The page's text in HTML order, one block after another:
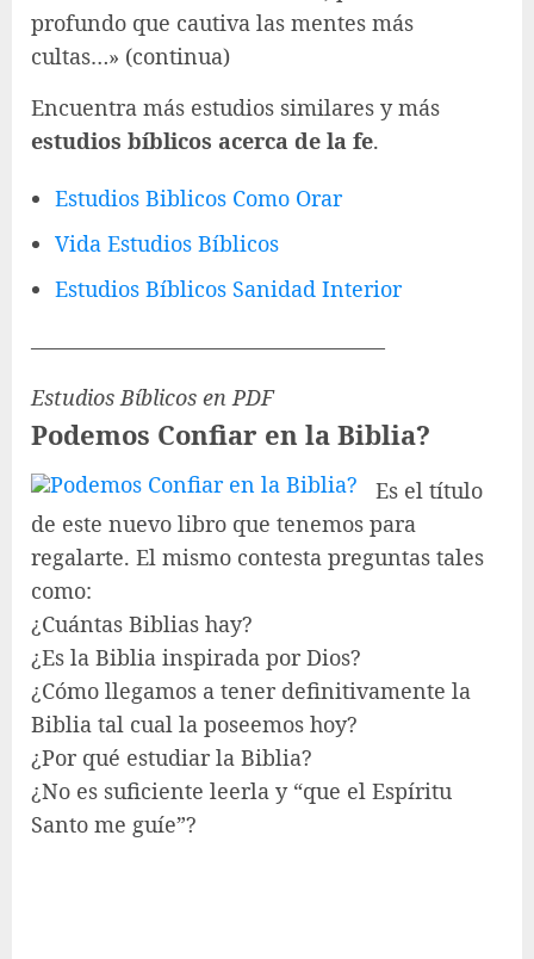
profundo que cautiva las mentes más
cultas…» (continua)
Encuentra más estudios similares y más
estudios bíblicos acerca de la fe.
Estudios Biblicos Como Orar
Vida Estudios Bíblicos
Estudios Bíblicos Sanidad Interior
————————————————–
Estudios Bíblicos en PDF
Podemos Confiar en la Biblia?
Es el título
de este nuevo libro que tenemos para
regalarte. El mismo contesta preguntas tales
como:
¿Cuántas Biblias hay?
¿Es la Biblia inspirada por Dios?
¿Cómo llegamos a tener definitivamente la
Biblia tal cual la poseemos hoy?
¿Por qué estudiar la Biblia?
¿No es suficiente leerla y “que el Espíritu
Santo me guíe”?